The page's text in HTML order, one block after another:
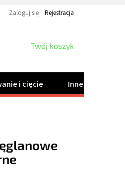
Zaloguj się Rejestracja
KOSZYK
Twój koszyk
i cięcie Inne produkty